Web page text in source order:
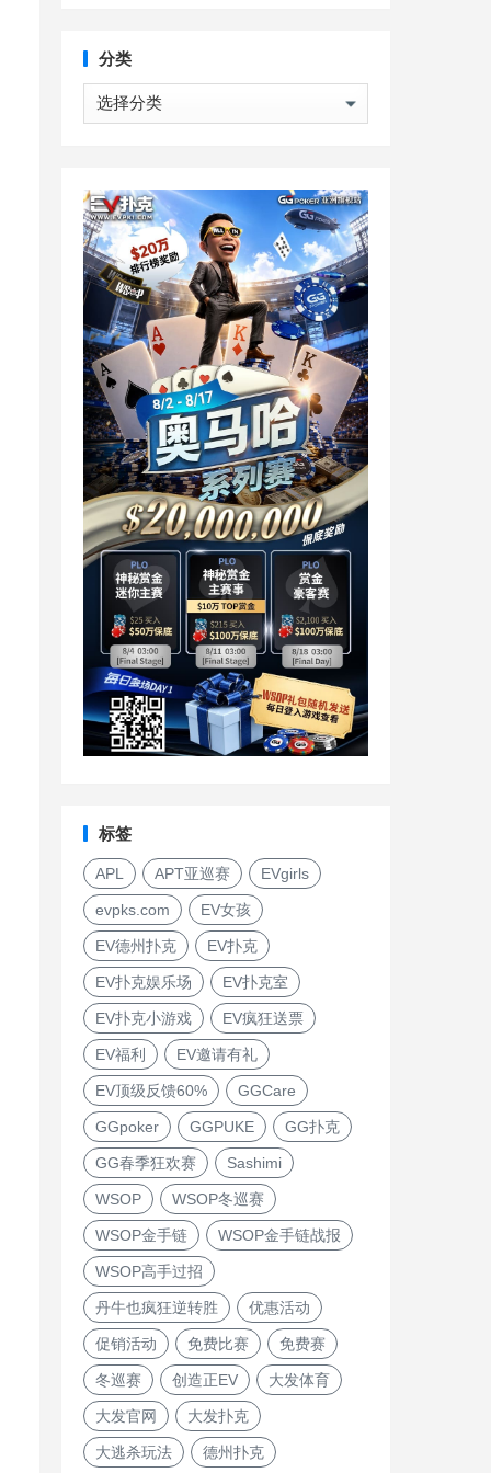
分类
分
类
标签
APL APT亚巡赛 EVgirls
evpks.com EV女孩
EV德州扑克 EV扑克
EV扑克娱乐场 EV扑克室
EV扑克小游戏 EV疯狂送票
EV福利 EV邀请有礼
EV顶级反馈60% GGCare
GGpoker GGPUKE GG扑克
GG春季狂欢赛 Sashimi
WSOP WSOP冬巡赛
WSOP金手链 WSOP金手链战报
WSOP高手过招
丹牛也疯狂逆转胜 优惠活动
促销活动 免费比赛 免费赛
冬巡赛 创造正EV 大发体育
大发官网 大发扑克
大逃杀玩法 德州扑克